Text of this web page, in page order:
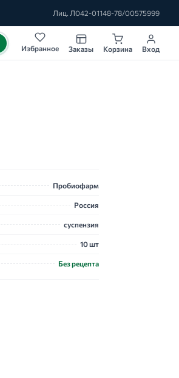
Лиц. Л042-01148-78/00575999
Избранное Заказы Корзина Вход
Пробиофарм
Россия
суспензия
10 шт
Без рецепта